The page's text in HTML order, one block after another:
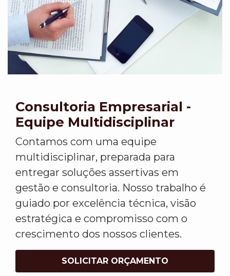
Consultoria Empresarial -
Equipe Multidisciplinar
Contamos com uma equipe
multidisciplinar, preparada para
entregar soluções assertivas em
gestão e consultoria. Nosso trabalho é
guiado por excelência técnica, visão
estratégica e compromisso com o
crescimento dos nossos clientes.
SOLICITAR ORÇAMENTO